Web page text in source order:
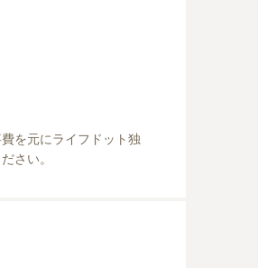
を元にライフドット独
さい。